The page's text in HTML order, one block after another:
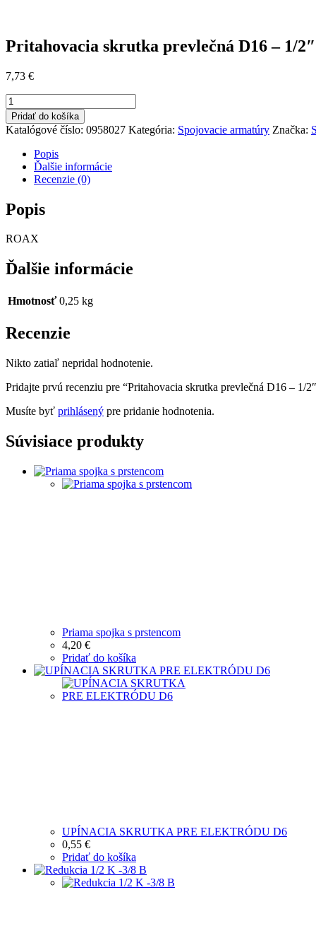
Pritahovacia skrutka prevlečná D16 – 1/2″
7,73 €
množstvo
Pritahovacia
skrutka
prevlečná
D16
1/2"
Pridať do košíka
Katalógové číslo: 0958027 Kategória: Spojovacie armatúry Značka:
Popis
Ďalšie informácie
Recenzie (0)
Popis
ROAX
Ďalšie informácie
Hmotnosť 0,25 kg
Recenzie
Nikto zatiaľ nepridal hodnotenie.
Pridajte prvú recenziu pre “Pritahovacia skrutka prevlečná D16 – 1/
Musíte byť prihlásený pre pridanie hodnotenia.
Súvisiace produkty
Priama spojka s prstencom
4,20 €
Pridať do košíka
UPÍNACIA SKRUTKA PRE ELEKTRÓDU D6
0,55 €
Pridať do košíka